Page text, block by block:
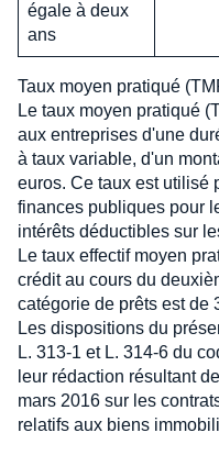
égale à deux
ans
Taux moyen pratiqué
Le taux moyen pratiqué
aux entreprises d'une
à taux variable, d'un
euros. Ce taux est utilisé
finances publiques pour
intérêts déductibles sur
Le taux effectif moyen
crédit au cours du
catégorie de prêts est de
Les dispositions du
L. 313-1 et L. 314-6 du
leur rédaction résultant
mars 2016 sur les
relatifs aux biens